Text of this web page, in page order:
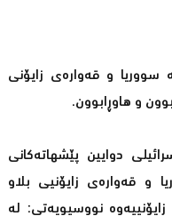
سووریا و قەوارەی زایۆنی
و هاوڕابوون.
دوایین پێشهاتەكانی
و قەوارەی زایۆنیی بلاو
نووسیویەتی: لە